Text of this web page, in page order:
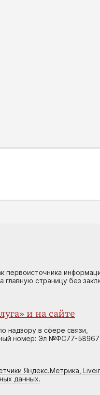
первоисточника
главную страницу без
и на сайте
надзору в сфере связи,
номер: Эл №ФС77-58967
Яндекс.Метрика,
данных.